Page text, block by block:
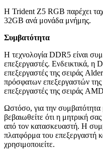
Η Trident Z5 RGB παρέχει
32GB ανά μονάδα μνήμης.
Συμβατότητα
Η τεχνολογία DDR5 είναι
επεξεργαστές. Ενδεικτικά, η
επεξεργαστές της σειράς
πρόσφατων επεξεργαστών
επεξεργαστές της σειράς
Ωστόσο, για την συμβατότητα
βεβαιωθείτε ότι η μητρική
από τον κατασκευαστή. Η
πλατφόρμα του επεξεργαστή
χρησιμοποιείτε.